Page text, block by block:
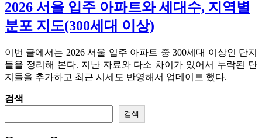
2026 서울 입주 아파트와 세대수, 지역별
분포 지도(300세대 이상)
이번 글에서는 2026 서울 입주 아파트 중 300세대 이상인 단지
들을 정리해 본다. 지난 자료와 다소 차이가 있어서 누락된 단
지들을 추가하고 최근 시세도 반영해서 업데이트 했다.
검색
검색